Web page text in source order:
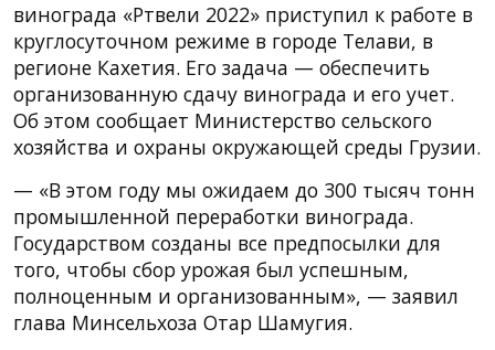
винограда «Ртвели 2022» приступил к работе в
круглосуточном режиме в городе Телави, в
регионе Кахетия. Его задача — обеспечить
организованную сдачу винограда и его учет.
Об этом сообщает Министерство сельского
хозяйства и охраны окружающей среды Грузии.
— «В этом году мы ожидаем до 300 тысяч тонн
промышленной переработки винограда.
Государством созданы все предпосылки для
того, чтобы сбор урожая был успешным,
полноценным и организованным», — заявил
глава Минсельхоза Отар Шамугия.